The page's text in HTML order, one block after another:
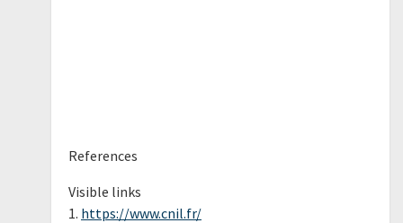
References
Visible links
1. https://www.cnil.fr/